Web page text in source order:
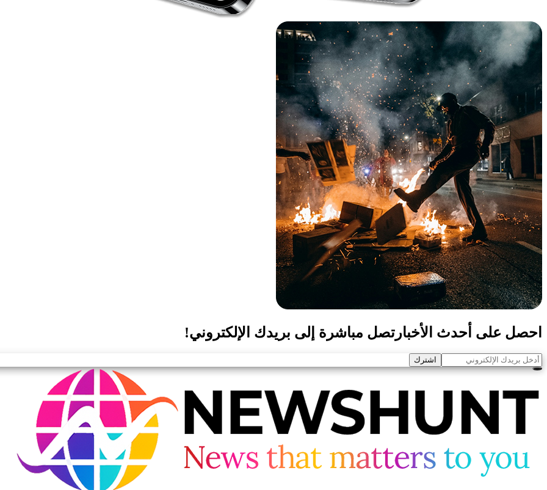
احصل على أحدث الأخبار تصل مباشرة إلى بريدك الإلكتروني!
اشترك